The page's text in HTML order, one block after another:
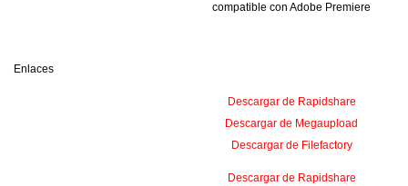
compatible con Adobe Premiere
Enlaces
Descargar de Rapidshare
Descargar de Megaupload
Descargar de Filefactory
Descargar de Rapidshare